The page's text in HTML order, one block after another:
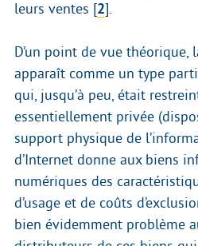
leurs ventes [2].
D’un point de vue
apparaît comme un type
qui, jusqu’à peu, était
essentiellement privée
support physique de
d’Internet donne aux biens
numériques des
d’usage et de coûts
bien évidemment problème